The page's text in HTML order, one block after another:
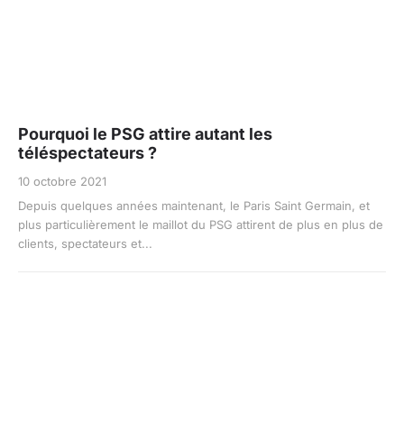
Pourquoi le PSG attire autant les
téléspectateurs ?
10 octobre 2021
Depuis quelques années maintenant, le Paris Saint Germain, et
plus particulièrement le maillot du PSG attirent de plus en plus de
clients, spectateurs et...